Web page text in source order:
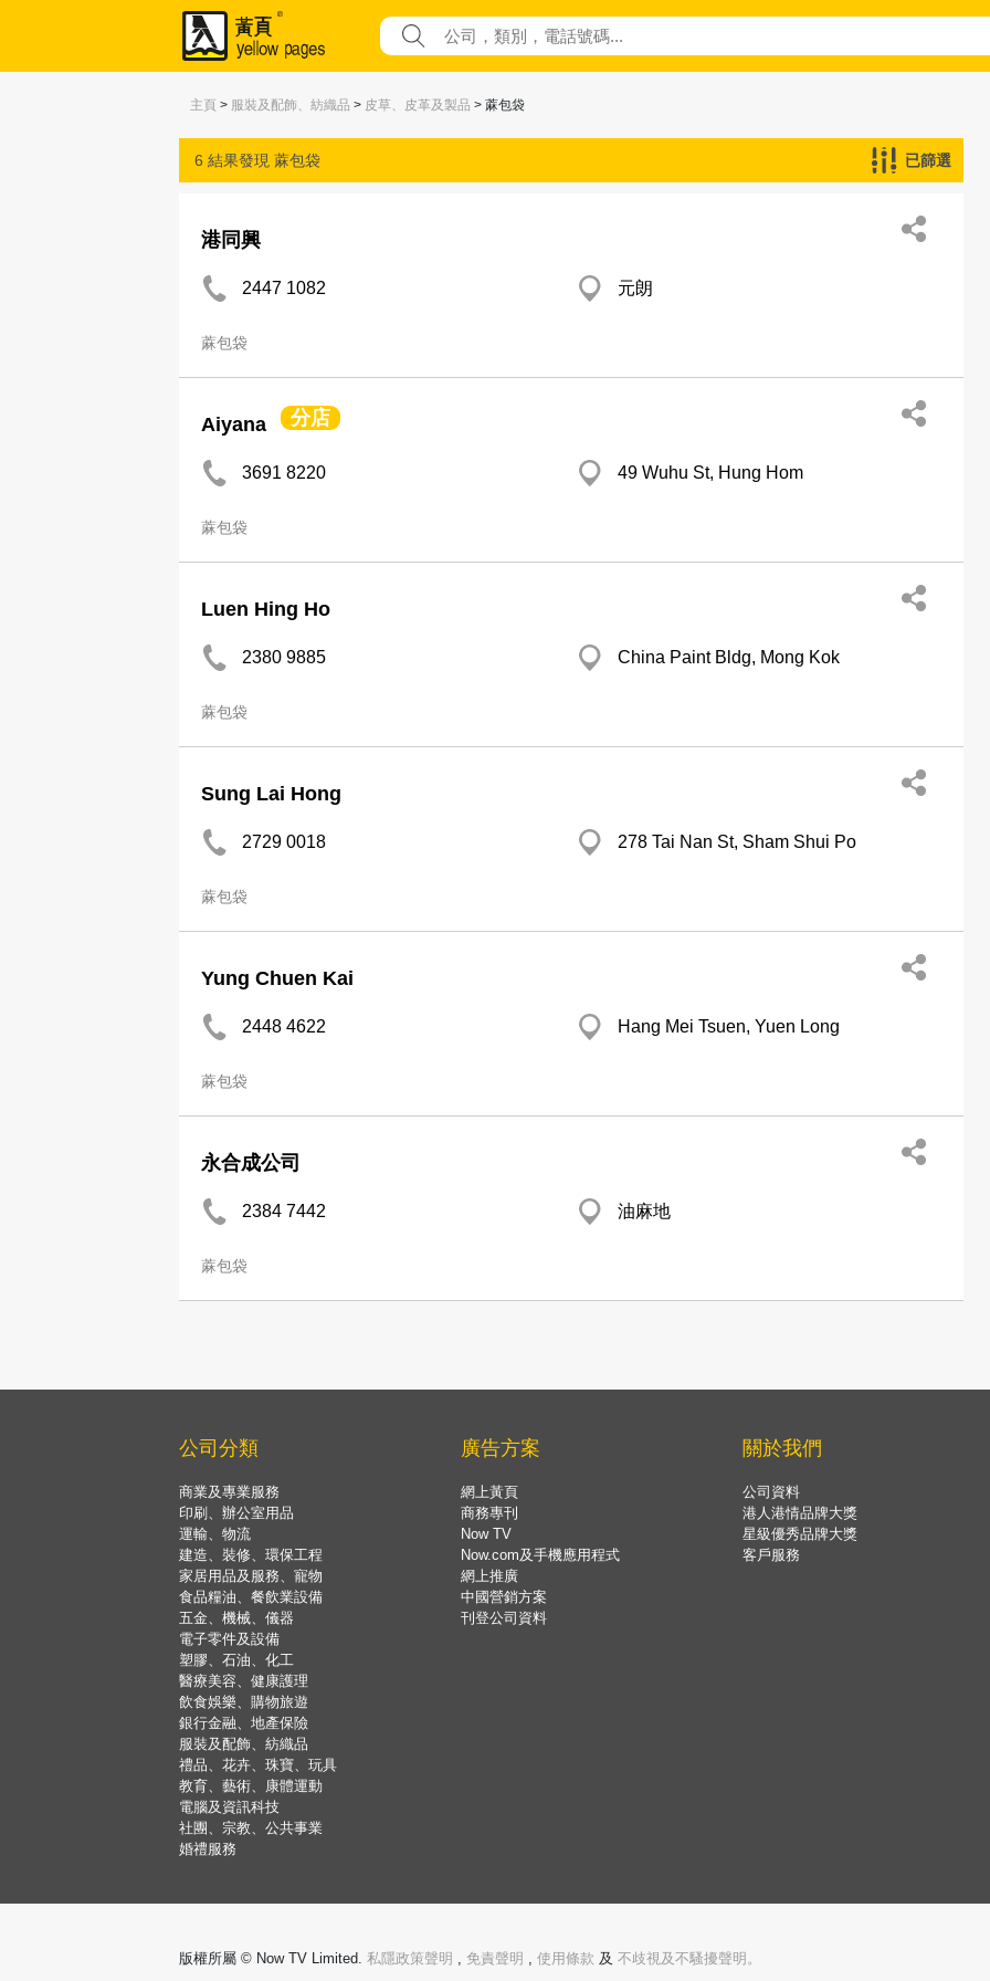
主頁 > 服裝及配飾、紡織品 > 皮草、皮革及製品 > 蔴包袋
6 結果發現 蔴包袋 已篩選
港同興
2447 1082 元朗
蔴包袋
Aiyana 分店
3691 8220 49 Wuhu St, Hung Hom
蔴包袋
Luen Hing Ho
2380 9885 China Paint Bldg, Mong Kok
蔴包袋
Sung Lai Hong
2729 0018 278 Tai Nan St, Sham Shui Po
蔴包袋
Yung Chuen Kai
2448 4622 Hang Mei Tsuen, Yuen Long
蔴包袋
永合成公司
2384 7442 油麻地
蔴包袋
公司分類
商業及專業服務
印刷、辦公室用品
運輸、物流
建造、裝修、環保工程
家居用品及服務、寵物
食品糧油、餐飲業設備
五金、機械、儀器
電子零件及設備
塑膠、石油、化工
醫療美容、健康護理
飲食娛樂、購物旅遊
銀行金融、地產保險
服裝及配飾、紡織品
禮品、花卉、珠寶、玩具
教育、藝術、康體運動
電腦及資訊科技
社團、宗教、公共事業
婚禮服務
廣告方案
網上黃頁
商務專刊
Now TV
Now.com及手機應用程式
網上推廣
中國營銷方案
刊登公司資料
關於我們
公司資料
港人港情品牌大獎
星級優秀品牌大獎
客戶服務
版權所屬 © Now TV Limited. 私隱政策聲明 , 免責聲明 , 使用條款 及 不歧視及不騷擾聲明。